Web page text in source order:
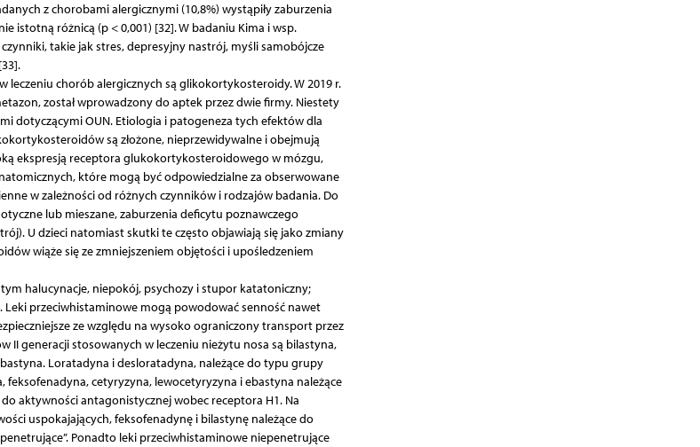
z chorobami alergicznymi (10,8%) wystąpiły zaburzenia
istotną różnicą (p < 0,001) [32]. W badaniu Kima i wsp.
takie jak stres, depresyjny nastrój, myśli samobójcze
leczeniu chorób alergicznych są glikokortykosteroidy. W 2019 r.
został wprowadzony do aptek przez dwie firmy. Niestety
dotyczącymi OUN. Etiologia i patogeneza tych efektów dla
są złożone, nieprzewidywalne i obejmują
ekspresją receptora glukokortykosteroidowego w mózgu,
które mogą być odpowiedzialne za obserwowane
w zależności od różnych czynników i rodzajów badania. Do
lub mieszane, zaburzenia deficytu poznawczego
U dzieci natomiast skutki te często objawiają się jako zmiany
wiąże się ze zmniejszeniem objętości i upośledzeniem
halucynacje, niepokój, psychozy i stupor katatoniczny;
przeciwhistaminowe mogą powodować senność nawet
ze względu na wysoko ograniczony transport przez
II generacji stosowanych w leczeniu nieżytu nosa są bilastyna,
Loratadyna i desloratadyna, należące do typu grupy
cetyryzyna, lewocetyryzyna i ebastyna należące
aktywności antagonistycznej wobec receptora H1. Na
uspokajających, feksofenadynę i bilastynę należące do
Ponadto leki przeciwhistaminowe niepenetrujące